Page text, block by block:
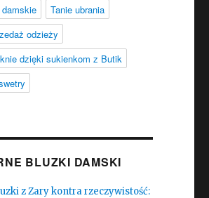
Tanie ubrania
odzieży
dzięki sukienkom z Butik
BLUZKI DAMSKI
z Zary kontra rzeczywistość: